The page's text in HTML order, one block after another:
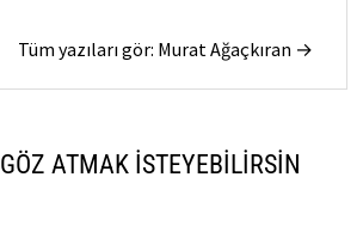
Tüm yazıları gör: Murat Ağaçkıran →
ATMAK İSTEYEBILIRSIN